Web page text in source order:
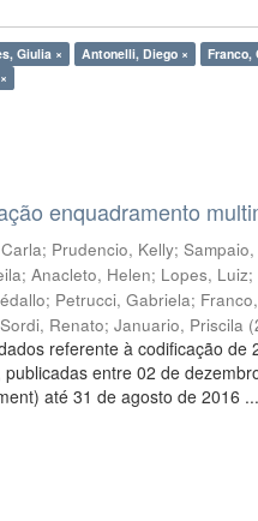
Giulia × Antonelli, Diego × Franco,
enquadramento
; Prudencio, Kelly;
;Anacleto, Helen; Lopes, Luiz;
; Petrucci, Gabriela;
Sordi, Renato;Januario, Priscila (
referente à codificação
publicadas entre 02 de
até 31 de agosto de 2016 ...